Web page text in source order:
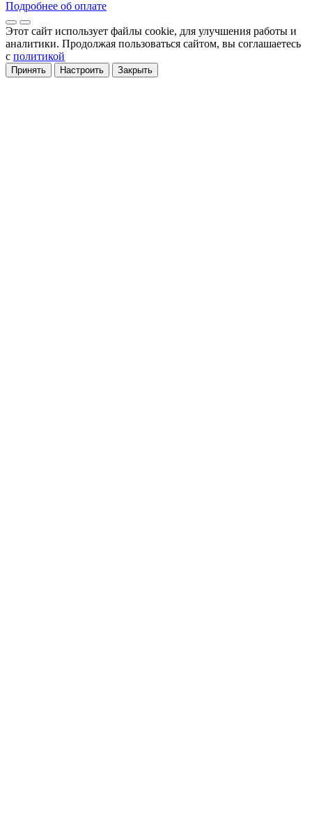
Подробнее об оплате
Этот сайт использует файлы cookie, для улучшения работы и
аналитики. Продолжая пользоваться сайтом, вы соглашаетесь
с политикой
Принять Настроить Закрыть